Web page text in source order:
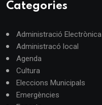
Categories
Administració Electrònica
Administracó local
Agenda
Cultura
Eleccions Municipals
Emergències